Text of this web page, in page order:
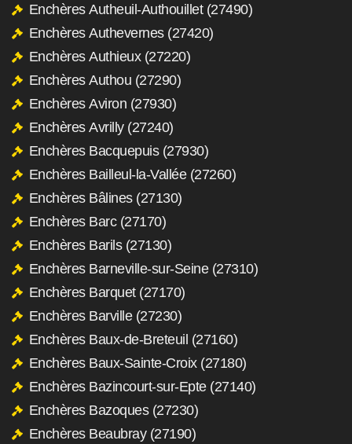
Enchères Autheuil-Authouillet (27490)
Enchères Authevernes (27420)
Enchères Authieux (27220)
Enchères Authou (27290)
Enchères Aviron (27930)
Enchères Avrilly (27240)
Enchères Bacquepuis (27930)
Enchères Bailleul-la-Vallée (27260)
Enchères Bâlines (27130)
Enchères Barc (27170)
Enchères Barils (27130)
Enchères Barneville-sur-Seine (27310)
Enchères Barquet (27170)
Enchères Barville (27230)
Enchères Baux-de-Breteuil (27160)
Enchères Baux-Sainte-Croix (27180)
Enchères Bazincourt-sur-Epte (27140)
Enchères Bazoques (27230)
Enchères Beaubray (27190)